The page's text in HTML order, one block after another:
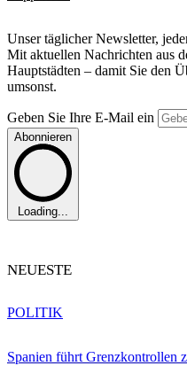
Unser täglicher Newsletter,
Mit aktuellen Nachrichten aus
Hauptstädten – damit Sie den
umsonst.
Geben Sie Ihre E-Mail ein
Abonnieren
Loading...
NEUESTE
Spanien führt Grenzkontrollen
POLITIK